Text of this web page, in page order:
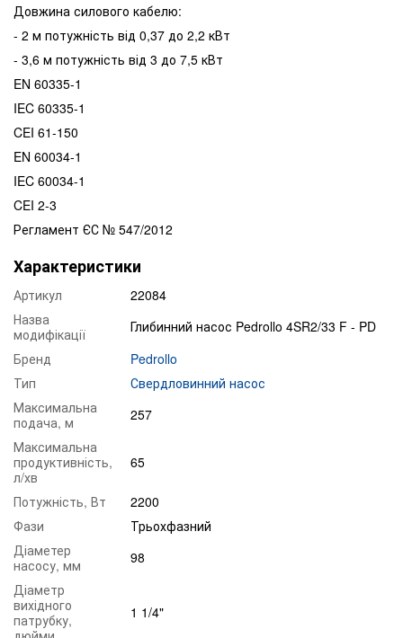
Довжина силового кабелю:
- 2 м потужність від 0,37 до 2,2 кВт
- 3,6 м потужність від 3 до 7,5 кВт
EN 60335-1
IEC 60335-1
CEI 61-150
EN 60034-1
IEC 60034-1
CEI 2-3
Регламент ЄС № 547/2012
Характеристики
Артикул
22084
Назва
модифікації
Глибинний насос Pedrollo 4SR2/33 F - PD
Бренд
Pedrollo
Тип
Свердловинний насос
Максимальна
подача, м
257
Максимальна
продуктивність,
л/хв
65
Потужність, Вт
2200
Фази
Трьохфазний
Діаметер
насосу, мм
98
Діаметр
вихідного
патрубку,
1 1/4"